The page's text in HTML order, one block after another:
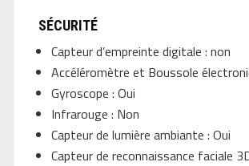
SÉCURITÉ
Capteur d’empreinte digitale : non
Accéléromètre et Boussole
Gyroscope : Oui
Infrarouge : Non
Capteur de lumière ambiante : Oui
Capteur de reconnaissance faciale